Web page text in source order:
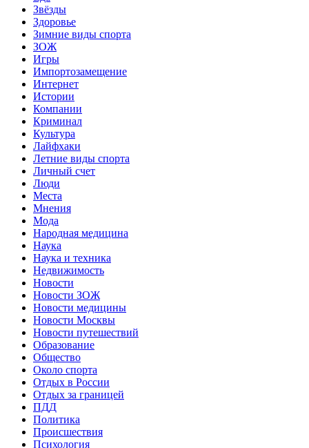
Звёзды
Здоровье
Зимние виды спорта
ЗОЖ
Игры
Импортозамещение
Интернет
Истории
Компании
Криминал
Культура
Лайфхаки
Летние виды спорта
Личный счет
Люди
Места
Мнения
Мода
Народная медицина
Наука
Наука и техника
Недвижимость
Новости
Новости ЗОЖ
Новости медицины
Новости Москвы
Новости путешествий
Образование
Общество
Около спорта
Отдых в России
Отдых за границей
ПДД
Политика
Происшествия
Психология